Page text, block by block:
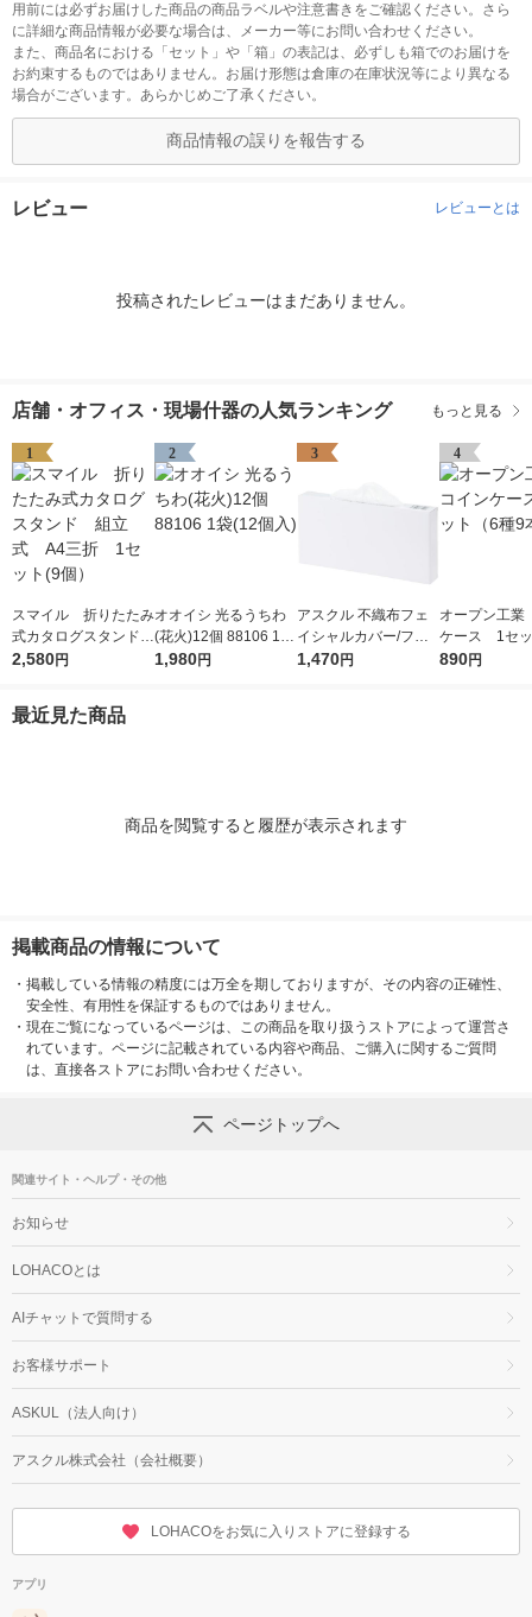
用前には必ずお届けした商品の商品ラベルや注意書きをご確認ください。さら
に詳細な商品情報が必要な場合は、メーカー等にお問い合わせください。
また、商品名における「セット」や「箱」の表記は、必ずしも箱でのお届けを
お約束するものではありません。お届け形態は倉庫の在庫状況等により異なる
場合がございます。あらかじめご了承ください。
商品情報の誤りを報告する
レビュー レビューとは
投稿されたレビューはまだありません。
店舗・オフィス・現場什器の人気ランキング もっと見る
1
スマイル 折りたたみ
式カタログスタンド
組立式 A4三折 1セ
2,580円
2
オオイシ 光るうちわ
(花火)12個 88106 1袋
(12個入)
1,980円
3
アスクル 不織布フェ
イシャルカバー/フェ
イスカバー オリジナ
1,470円
4
オープン工
ケース 1セ
種9本入）
890円
最近見た商品
商品を閲覧すると履歴が表示されます
掲載商品の情報について
・ 掲載している情報の精度には万全を期しておりますが、その内容の正確性、
安全性、有用性を保証するものではありません。
・ 現在ご覧になっているページは、この商品を取り扱うストアによって運営さ
れています。ページに記載されている内容や商品、ご購入に関するご質問
は、直接各ストアにお問い合わせください。
ページトップへ
関連サイト・ヘルプ・その他
お知らせ
LOHACOとは
AIチャットで質問する
お客様サポート
ASKUL（法人向け）
アスクル株式会社（会社概要）
LOHACOをお気に入りストアに登録する
アプリ